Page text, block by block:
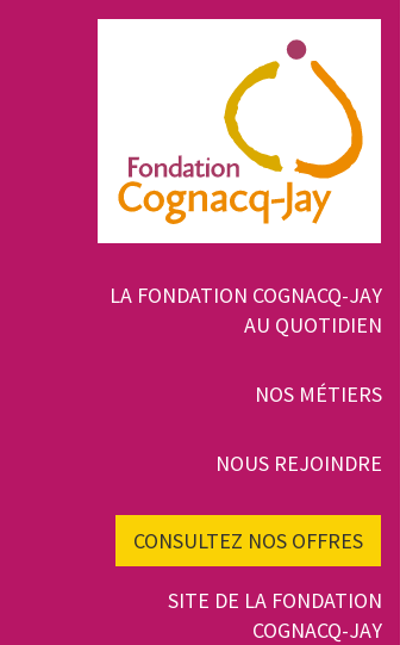
Navigation
principale
LA FONDATION COGNACQ-JAY
AU QUOTIDIEN
NOS MÉTIERS
NOUS REJOINDRE
CONSULTEZ NOS OFFRES
SITE DE LA FONDATION
COGNACQ-JAY